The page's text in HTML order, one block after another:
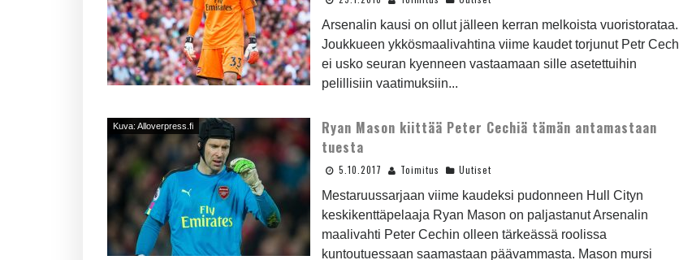
Arsenalin kausi on ollut jälleen kerran melkoista vuoristorataa.
Joukkueen ykkösmaalivahtina viime kaudet torjunut Petr Cech
ei usko seuran kyenneen vastaamaan sille asetettuihin
pelillisiin vaatimuksiin...
Kuva: Alloverpress.fi
Ryan Mason kiittää Peter Cechiä tämän antamastaan
tuesta
5.10.2017 Toimitus Uutiset
Mestaruussarjaan viime kaudeksi pudonneen Hull Cityn
keskikenttäpelaaja Ryan Mason on paljastanut Arsenalin
maalivahti Peter Cechin olleen tärkeässä roolissa
kuntoutuessaan saamastaan päävammasta. Mason mursi